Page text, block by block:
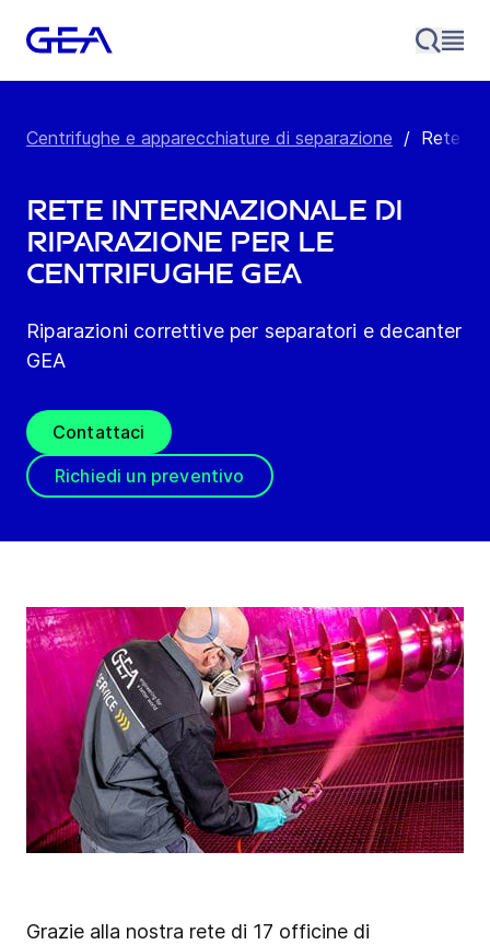
Centrifughe e apparecchiature di separazione / Rete
Rete internazionale di
riparazione per le
centrifughe GEA
Riparazioni correttive per separatori e decanter
GEA
Contattaci
Richiedi un preventivo
Grazie alla nostra rete di 17 officine di